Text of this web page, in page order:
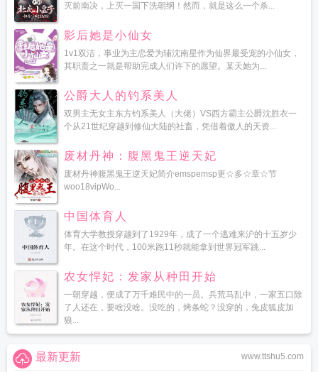
灭前南决，上灭一国下洗朝纲！然而，就是这么一个杀...
影后她是小仙女
1v1双洁，事业为主恋爱为辅沈南星作为仙界最受宠的小仙女，
其职责之一就是帮助完成人们许下的愿望。某天她为...
公爵大人的钓系美人
双男主无女主东方钓系美人（大佬）VS西方霸主公爵沈胜衣一
个从21世纪穿越到修仙大陆的社畜，凭借着傲人的天资...
废材丹神：腹黑鬼王逆天妃
废材丹神腹黑鬼王逆天妃简介emspemsp更☆多☆章☆节
woo18vipWo...
中国体育人
体育大学教授穿越到了1929年，成了一个逃难来沪的十五岁少
年。在这个时代，100米跑11秒就能拿到世界冠军跳...
农女悍妃：发家从种田开始
一朝穿越，便成了万千难民中的一员。兵荒马乱中，一家五口除
了人还在，要啥没啥。没吃的，烤条蛇？没穿的，兔皮狐皮加
狼...
www.ttshu5.com
最新更新